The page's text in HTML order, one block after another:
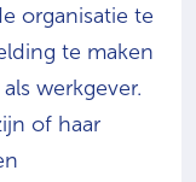
organisatie te
te maken
werkgever.
of haar